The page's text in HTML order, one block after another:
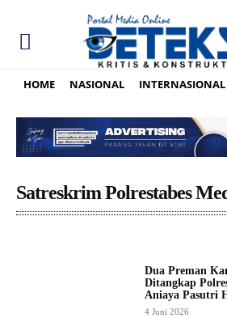
HOME NASIONAL INTERNASIONAL
Satreskrim Polrestabes
Dua Preman
Ditangkap
Aniaya Pasutri
4 Juni 2026